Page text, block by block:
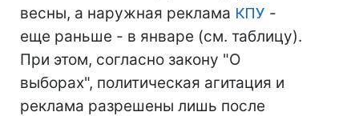
весны, а наружная реклама КПУ -
еще раньше - в январе (см. таблицу).
При этом, согласно закону "О
выборах", политическая агитация и
реклама разрешены лишь после